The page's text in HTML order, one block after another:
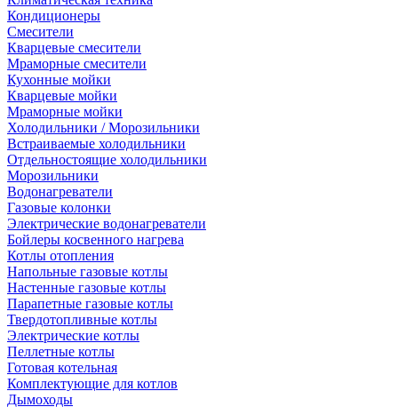
Кондиционеры
Смесители
Кварцевые смесители
Мраморные смесители
Кухонные мойки
Кварцевые мойки
Мраморные мойки
Холодильники / Морозильники
Встраиваемые холодильники
Отдельностоящие холодильники
Морозильники
Водонагреватели
Газовые колонки
Электрические водонагреватели
Бойлеры косвенного нагрева
Котлы отопления
Напольные газовые котлы
Настенные газовые котлы
Парапетные газовые котлы
Твердотопливные котлы
Электрические котлы
Пеллетные котлы
Готовая котельная
Комплектующие для котлов
Дымоходы